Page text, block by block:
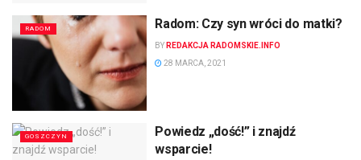
RADOM Radom: Czy syn wróci do matki?
BY REDAKCJA RADOMSKIE.INFO
28 MARCA, 2021
GOSZCZYN
Powiedz „dość!” i znajdź
wsparcie!